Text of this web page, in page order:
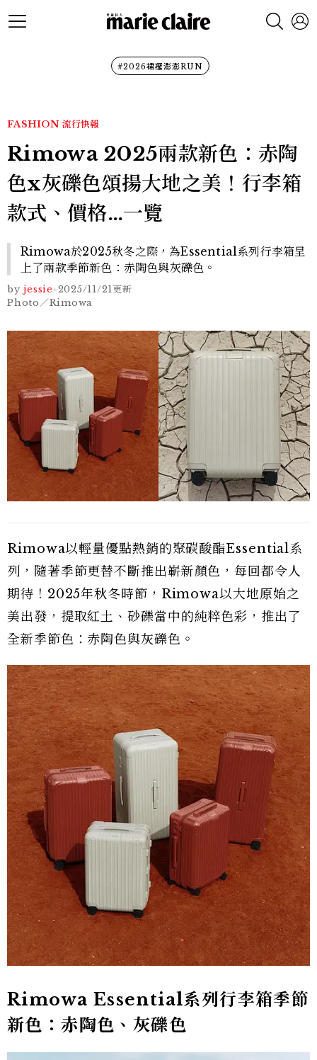
#2026裙襬澎澎RUN
FASHION 流行快報
Rimowa 2025兩款新色：赤陶
色x灰礫色頌揚大地之美！行李箱
款式、價格…一覽
Rimowa於2025秋冬之際，為Essential系列行李箱呈
上了兩款季節新色：赤陶色與灰礫色。
by jessie-2025/11/21更新
Photo／Rimowa
Rimowa以輕量優點熱銷的聚碳酸酯Essential系
列，隨著季節更替不斷推出嶄新顏色，每回都令人
期待！2025年秋冬時節，Rimowa以大地原始之
美出發，提取紅土、砂礫當中的純粹色彩，推出了
全新季節色：赤陶色與灰礫色。
Rimowa Essential系列行李箱季節
新色：赤陶色、灰礫色